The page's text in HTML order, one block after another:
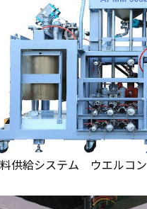
供給システム ウエルコン